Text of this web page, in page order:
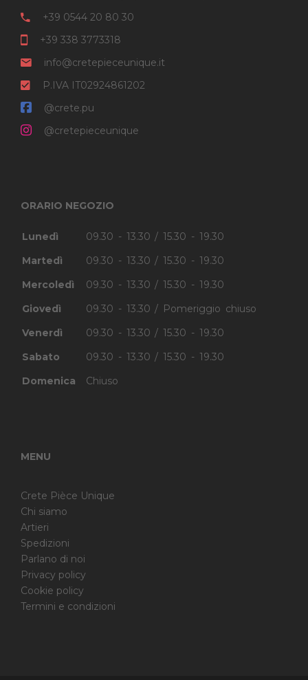
+39 0544 20 80 30
+39 338 3773318
info@cretepieceunique.it
P.IVA IT02924861202
@crete.pu
@cretepieceunique
ORARIO NEGOZIO
Lunedì
09.30 - 13.30 / 15.30 - 19.30
Martedì
09.30 - 13.30 / 15.30 - 19.30
Mercoledì
09.30 - 13.30 / 15.30 - 19.30
Giovedì
09.30 - 13.30 / Pomeriggio chiuso
Venerdì
09.30 - 13.30 / 15.30 - 19.30
Sabato
09.30 - 13.30 / 15.30 - 19.30
Domenica
Chiuso
MENU
Crete Pièce Unique
Chi siamo
Artieri
Spedizioni
Parlano di noi
Privacy policy
Cookie policy
Termini e condizioni